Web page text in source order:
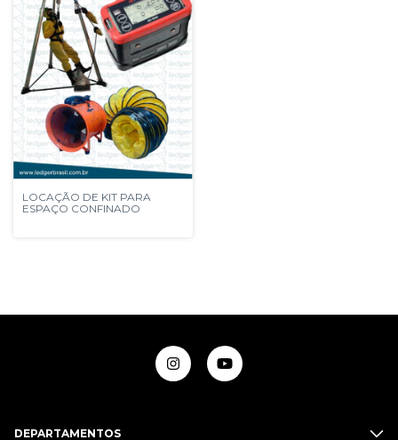
LOCAÇÃO DE KIT PARA
ESPAÇO CONFINADO
DEPARTAMENTOS